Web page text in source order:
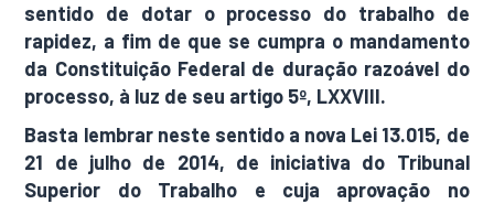
sentido de dotar o processo do trabalho de
rapidez, a fim de que se cumpra o mandamento
da Constituição Federal de duração razoável do
processo, à luz de seu artigo 5º, LXXVIII.
Basta lembrar neste sentido a nova Lei 13.015, de
21 de julho de 2014, de iniciativa do Tribunal
Superior do Trabalho e cuja aprovação no